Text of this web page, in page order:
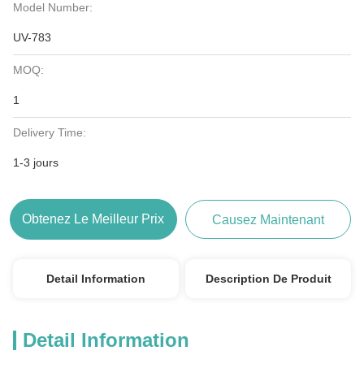
Model Number:
UV-783
MOQ:
1
Delivery Time:
1-3 jours
Obtenez Le Meilleur Prix Causez Maintenant
Detail Information Description De Produit
Detail Information